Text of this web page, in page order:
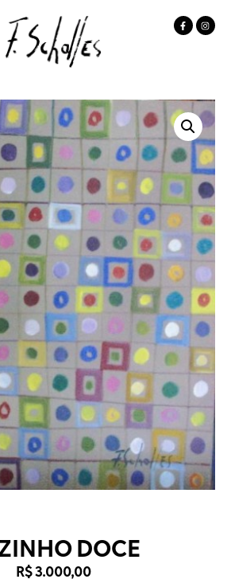
DOCE
R$3.000,00